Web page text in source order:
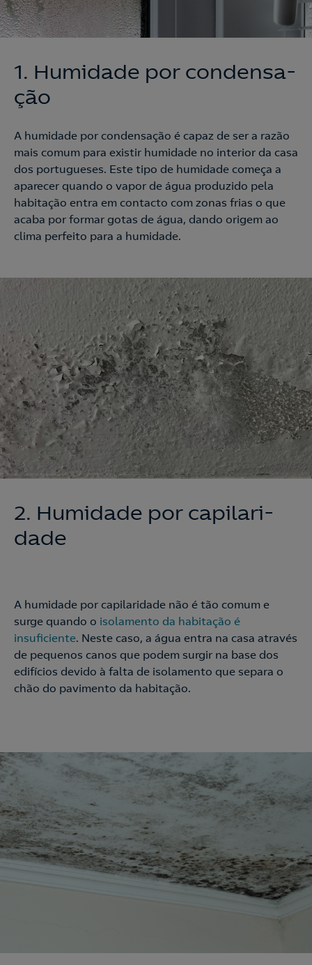
1. Humida­de por con­den­sa­
ção
A humidade por condensação é capaz de ser a razão
mais comum para existir humidade no interior da casa
dos portugueses. Este tipo de humidade começa a
aparecer quando o vapor de água produzido pela
habitação entra em contacto com zonas frias o que
acaba por formar gotas de água, dando origem ao
clima perfeito para a humidade.
2. Humida­de por ca­pi­lari­­
da­de
A humidade por capilaridade não é tão comum e
surge quando o isolamento da habitação é
insuficiente. Neste caso, a água entra na casa através
de pequenos canos que podem surgir na base dos
edifícios devido à falta de isolamento que separa o
chão do pavimento da habitação.